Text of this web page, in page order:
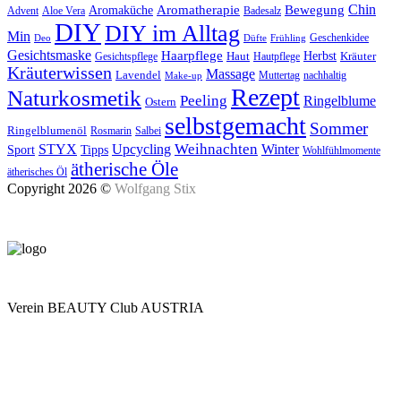
Advent Aloe Vera Aromaküche Aromatherapie Badesalz Bewegung Chin
Min Deo DIYDIY im Alltag Düfte Frühling Geschenkidee
Gesichtsmaske Gesichtspflege Haarpflege Haut Hautpflege Herbst Kräuter
Kräuterwissen Lavendel Make-up Massage Muttertag nachhaltig
Naturkosmetik Ostern Peeling Rezept Ringelblume
Ringelblumenöl Rosmarin Salbei selbstgemacht Sommer
Sport STYX Tipps Upcycling Weihnachten Winter Wohlfühlmomente
ätherisches Öl ätherische Öle
Copyright 2026 © Wolfgang Stix
Verein BEAUTY Club AUSTRIA